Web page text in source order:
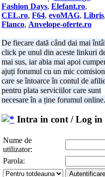
Fashion Days, Elefant.ro,
CEL.ro, F64, evoMAG, Libris
Flanco, Anvelope-oferte.ro
De fiecare dată când dai mai
click pe unul din aceste linkuri
mai sus, iar abia mai apoi
ajuți forumul cu un mic comision
care se întoarce în contul de
pentru plata serviciilor care sunt
necesare în a ține forumul online.
Intra in cont / Log in
Nume de
utilizator:
Parola: